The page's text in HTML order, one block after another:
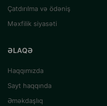
Çatdırılma və ödəniş
Məxfilik siyasəti
ƏLAQƏ
Haqqımızda
Sayt haqqında
Əməkdaşlıq